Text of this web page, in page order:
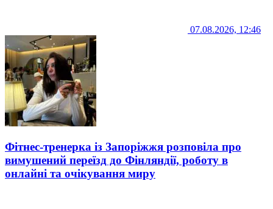
07.08.2026, 12:46
Фітнес-тренерка із Запоріжжя розповіла про
вимушений переїзд до Фінляндії, роботу в
онлайні та очікування миру